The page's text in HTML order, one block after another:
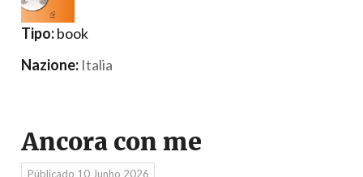
Tipo:book
Nazione: Italia
Ancora con me
Públicado 10 Junho 2026